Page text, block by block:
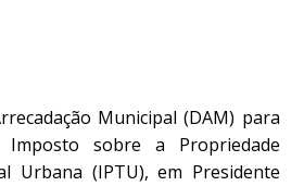
Municipal (DAM) para
sobre a Propriedade
Urbana (IPTU), em Presidente